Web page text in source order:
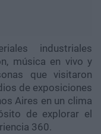
industriales
música en vivo y
que visitaron
de exposiciones
Aires en un clima
de explorar el
360.